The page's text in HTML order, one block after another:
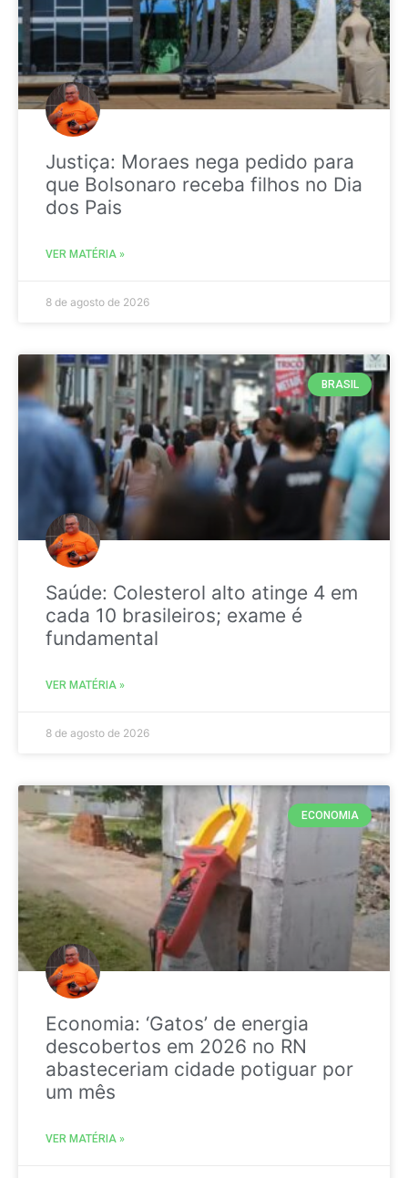
Justiça: Moraes nega pedido para
que Bolsonaro receba filhos no Dia
dos Pais
VER MATÉRIA »
8 de agosto de 2026
BRASIL
Saúde: Colesterol alto atinge 4 em
cada 10 brasileiros; exame é
fundamental
VER MATÉRIA »
8 de agosto de 2026
ECONOMIA
Economia: ‘Gatos’ de energia
descobertos em 2026 no RN
abasteceriam cidade potiguar por
um mês
VER MATÉRIA »